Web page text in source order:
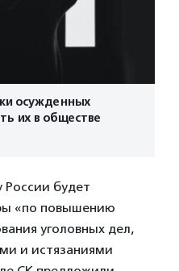
осужденных
их в обществе
России будет
«по повышению
уголовных дел,
и истязаниями